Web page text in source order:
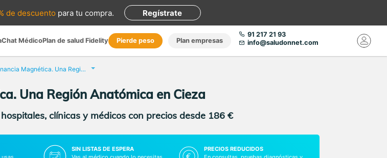
de descuento para tu compra. Regístrate
Chat MédicoPlan de salud Fidelity Pierde peso Plan empresas
91 217 21 93
info@saludonnet.com
Resonancia Magnética. Una Región Anatómica
Una Región Anatómica en Cieza
clínicas y médicos con precios desde 186 €
SIN LISTAS DE ESPERA
PRECIOS REDUCIDOS